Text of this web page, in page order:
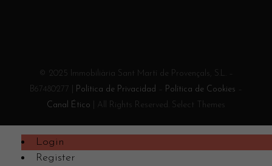
© 2025 Immobiliària Sant Martí de Provençals, S.L. –
B67480277 |
Política de Privacidad Política de Cookies
Canal Ético | All Rights Reserved. Select Themes
Login
Register